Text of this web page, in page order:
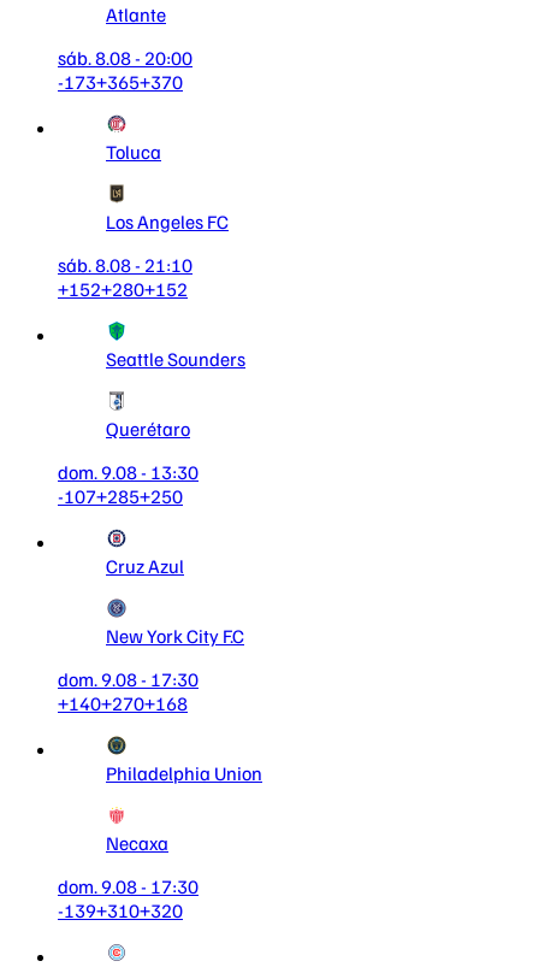
Atlante
sáb. 8.08 - 20:00
-173+365+370
Toluca
Los Angeles FC
sáb. 8.08 - 21:10
+152+280+152
Seattle Sounders
Querétaro
dom. 9.08 - 13:30
-107+285+250
Cruz Azul
New York City F.C
dom. 9.08 - 17:30
+140+270+168
Philadelphia Union
Necaxa
dom. 9.08 - 17:30
-139+310+320